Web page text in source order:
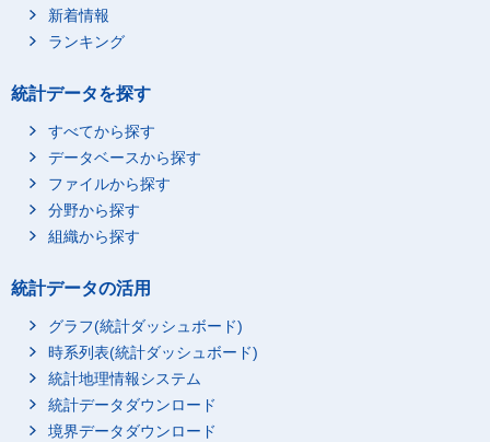
新着情報
ランキング
統計データを探す
すべてから探す
データベースから探す
ファイルから探す
分野から探す
組織から探す
統計データの活用
グラフ(統計ダッシュボード)
時系列表(統計ダッシュボード)
統計地理情報システム
統計データダウンロード
境界データダウンロード